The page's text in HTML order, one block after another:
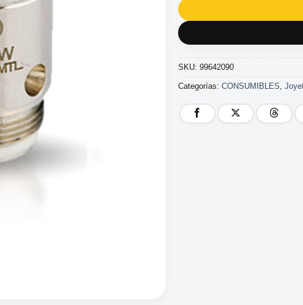
SKU: 99642090
Categorías: CONSUMIBLES